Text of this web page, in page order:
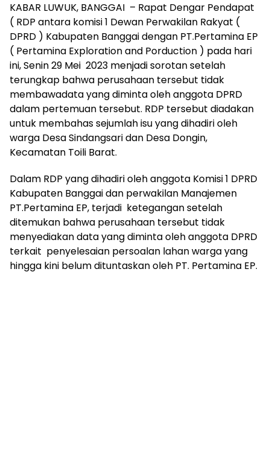
KABAR LUWUK, BANGGAI – Rapat Dengar Pendapat
( RDP antara komisi 1 Dewan Perwakilan Rakyat (
DPRD ) Kabupaten Banggai dengan PT.Pertamina EP
( Pertamina Exploration and Porduction ) pada hari
ini, Senin 29 Mei 2023 menjadi sorotan setelah
terungkap bahwa perusahaan tersebut tidak
membawadata yang diminta oleh anggota DPRD
dalam pertemuan tersebut. RDP tersebut diadakan
untuk membahas sejumlah isu yang dihadiri oleh
warga Desa Sindangsari dan Desa Dongin,
Kecamatan Toili Barat.
Dalam RDP yang dihadiri oleh anggota Komisi 1 DPRD
Kabupaten Banggai dan perwakilan Manajemen
PT.Pertamina EP, terjadi ketegangan setelah
ditemukan bahwa perusahaan tersebut tidak
menyediakan data yang diminta oleh anggota DPRD
terkait penyelesaian persoalan lahan warga yang
hingga kini belum dituntaskan oleh PT. Pertamina EP.